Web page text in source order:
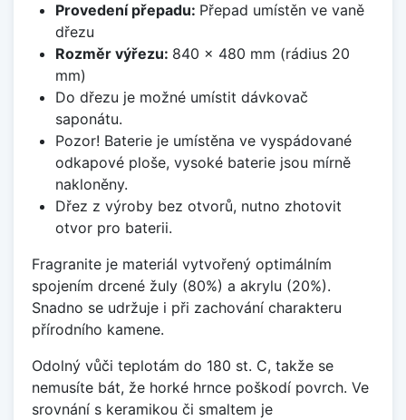
Provedení přepadu: Přepad umístěn ve vaně
dřezu
Rozměr výřezu: 840 x 480 mm (rádius 20
mm)
Do dřezu je možné umístit dávkovač
saponátu.
Pozor! Baterie je umístěna ve vyspádované
odkapové ploše, vysoké baterie jsou mírně
nakloněny.
Dřez z výroby bez otvorů, nutno zhotovit
otvor pro baterii.
Fragranite je materiál vytvořený optimálním
spojením drcené žuly (80%) a akrylu (20%).
Snadno se udržuje i při zachování charakteru
přírodního kamene.
Odolný vůči teplotám do 180 st. C, takže se
nemusíte bát, že horké hrnce poškodí povrch. Ve
srovnání s keramikou či smaltem je